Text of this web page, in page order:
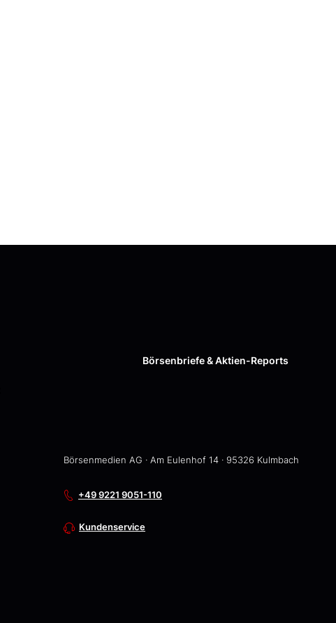
Börsenbriefe & Aktien-Reports
Börsenmedien AG · Am Eulenhof 14 · 95326 Kulmbach
+49 9221 9051-110
Kundenservice